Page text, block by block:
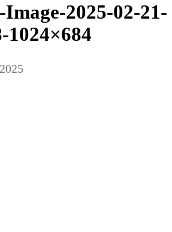
2025-02-21-
1024×684